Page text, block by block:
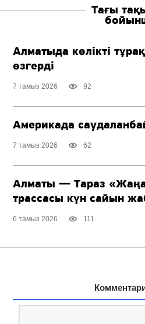
Тағы
Алматыда көлікті
өзгерді
7 тамыз 2026 92
Америкада
7 тамыз 2026 62
Алматы — Тараз
трассасы күн сайын
6 тамыз 2026 111